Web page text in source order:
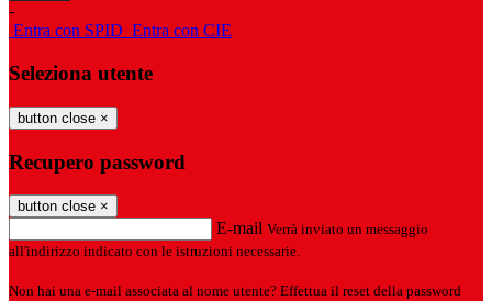
-
Entra con SPID Entra con CIE
Seleziona utente
button close ×
Recupero password
button close ×
E-mail Verrà inviato un messaggio
all'indirizzo indicato con le istruzioni necessarie.
Non hai una e-mail associata al nome utente? Effettua il reset della password